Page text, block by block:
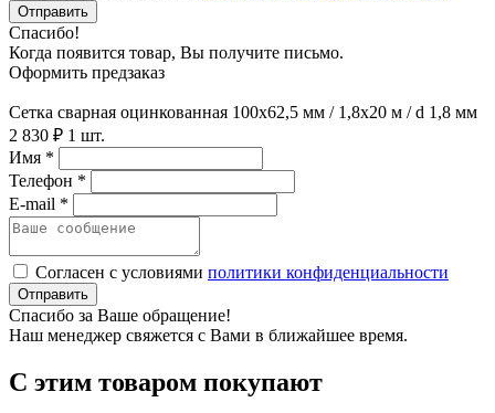
Отправить
Спасибо!
Когда появится товар, Вы получите письмо.
Оформить предзаказ
Сетка сварная оцинкованная 100х62,5 мм / 1,8х20 м / d 1,8 мм
2 830 ₽ 1 шт.
Имя *
Телефон *
E-mail *
Согласен с условиями политики конфиденциальности
Отправить
Спасибо за Ваше обращение!
Наш менеджер свяжется с Вами в ближайшее время.
С этим товаром покупают